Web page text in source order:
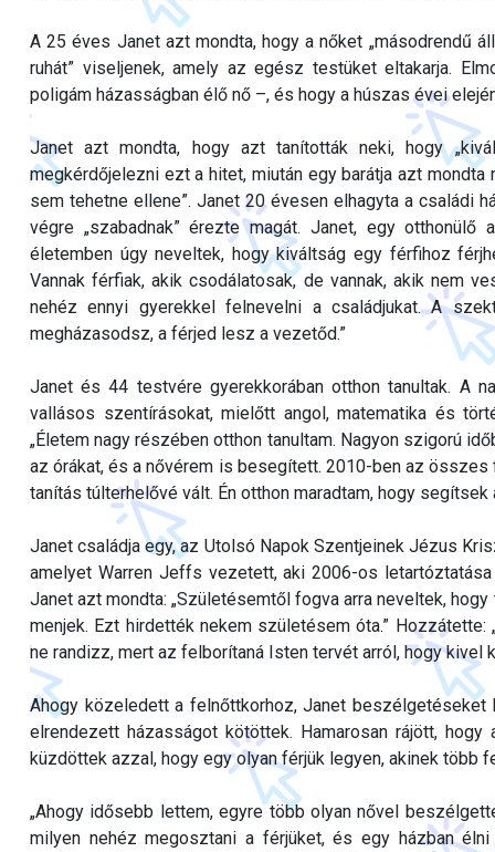
A 25 éves Janet azt mondta, hogy a nőket „másodrendű
ruhát” viseljenek, amely az egész testüket eltakarja.
poligám házasságban élő nő –, és hogy a húszas évei
Janet azt mondta, hogy azt tanították neki, hogy
megkérdőjelezni ezt a hitet, miután egy barátja azt
sem tehetne ellene”. Janet 20 évesen elhagyta a családi
végre „szabadnak” érezte magát. Janet, egy otthonülő
életemben úgy neveltek, hogy kiváltság egy férfihoz
Vannak férfiak, akik csodálatosak, de vannak, akik nem
nehéz ennyi gyerekkel felnevelni a családjukat. A
megházasodsz, a férjed lesz a vezetőd.”
Janet és 44 testvére gyerekkorában otthon tanultak. A
vallásos szentírásokat, mielőtt angol, matematika és
„Életem nagy részében otthon tanultam. Nagyon szigorú
az órákat, és a nővérem is besegített. 2010-ben az
tanítás túlterhelővé vált. Én otthon maradtam, hogy
Janet családja egy, az Utolsó Napok Szentjeinek Jézus
amelyet Warren Jeffs vezetett, aki 2006-os
Janet azt mondta: „Születésemtől fogva arra neveltek,
menjek. Ezt hirdették nekem születésem óta.”
ne randizz, mert az felborítaná Isten tervét arról, hogy kivel
Ahogy közeledett a felnőttkorhoz, Janet
elrendezett házasságot kötöttek. Hamarosan rájött,
küzdöttek azzal, hogy egy olyan férjük legyen, akinek több
„Ahogy idősebb lettem, egyre több olyan nővel
milyen nehéz megosztani a férjüket, és egy házban